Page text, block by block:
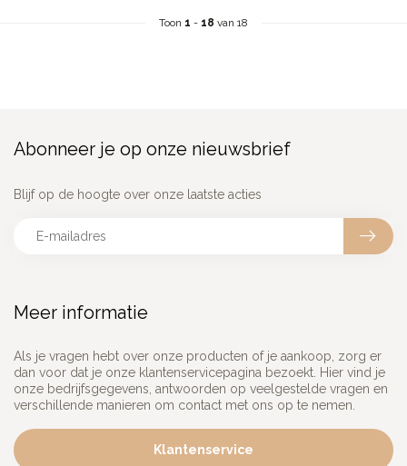
Toon 1 - 18 van 18
Meer informatie
Als je vragen hebt over onze producten of je aankoop, zorg er
dan voor dat je onze klantenservicepagina bezoekt. Hier vind je
onze bedrijfsgegevens, antwoorden op veelgestelde vragen en
verschillende manieren om contact met ons op te nemen.
Klantenservice
Abonneer je op onze nieuwsbrief
Blijf op de hoogte over onze laatste acties